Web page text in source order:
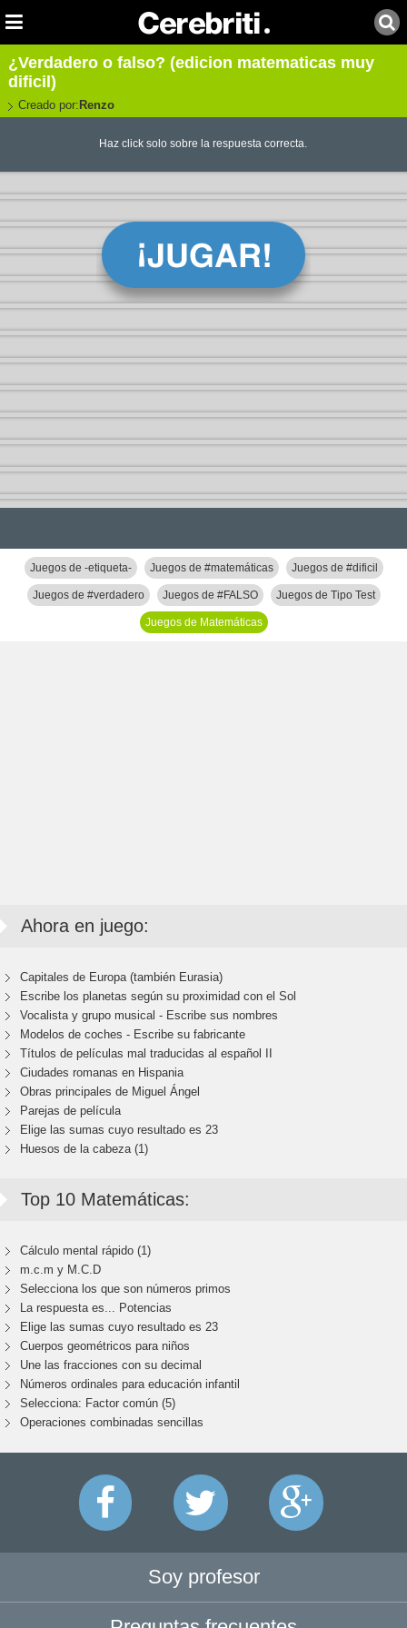
¿Verdadero o falso? (edicion matematicas muy
dificil)
Creado por: Renzo
Haz click solo sobre la respuesta correcta.
Juegos de -etiqueta- Juegos de #matemáticas Juegos de #dificil
Juegos de #verdadero Juegos de #FALSO Juegos de Tipo Test
Juegos de Matemáticas
Ahora en juego:
Capitales de Europa (también Eurasia)
Escribe los planetas según su proximidad con el Sol
Vocalista y grupo musical - Escribe sus nombres
Modelos de coches - Escribe su fabricante
Títulos de películas mal traducidas al español II
Ciudades romanas en Hispania
Obras principales de Miguel Ángel
Parejas de película
Elige las sumas cuyo resultado es 23
Huesos de la cabeza (1)
Top 10 Matemáticas:
Cálculo mental rápido (1)
m.c.m y M.C.D
Selecciona los que son números primos
La respuesta es... Potencias
Elige las sumas cuyo resultado es 23
Cuerpos geométricos para niños
Une las fracciones con su decimal
Números ordinales para educación infantil
Selecciona: Factor común (5)
Operaciones combinadas sencillas
Soy profesor